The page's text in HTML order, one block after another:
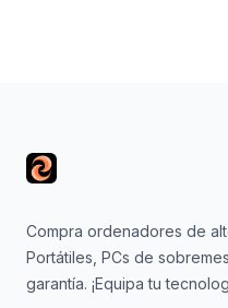
Compra ordenadores de
Portátiles, PCs de
garantía. ¡Equipa tu